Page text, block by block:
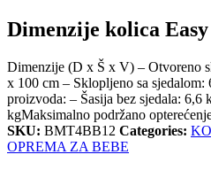
Dimenzije kolica
Dimenzije (D x Š x V) – Otvoreno
x 100 cm – Sklopljeno sa sjedalom:
proizvoda: – Šasija bez sjedala: 6,6
kgMaksimalno podržano
SKU: BMT4BB12 Categories:
OPREMA ZA BEBE